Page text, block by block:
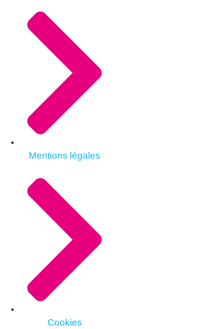
Mentions légales
Cookies